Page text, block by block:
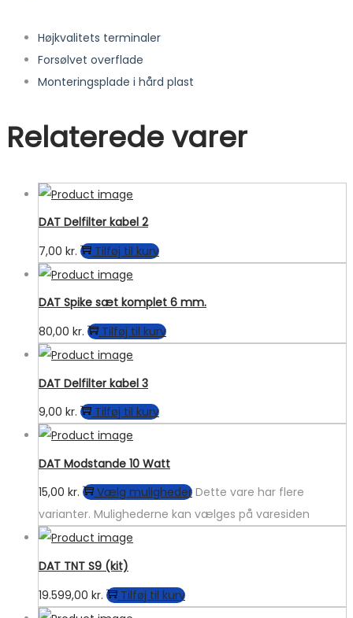
Højkvalitets terminaler
Forsølvet overflade
Monteringsplade i hård plast
Relaterede varer
DAT Delfilter kabel 2
7,00 kr. Tilføj til kurv
DAT Spike sæt komplet 6 mm.
80,00 kr. Tilføj til kurv
DAT Delfilter kabel 3
9,00 kr. Tilføj til kurv
DAT Modstande 10 Watt
15,00 kr. Vælg muligheder Dette vare har flere
varianter. Mulighederne kan vælges på varesiden
DAT TNT S9 (kit)
19.599,00 kr. Tilføj til kurv